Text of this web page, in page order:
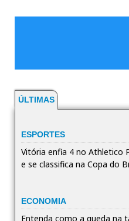
ÚLTIMAS
ESPORTES
Vitória enfia 4 no Athletico
e se classifica na Copa do
ECONOMIA
Entenda como a queda na